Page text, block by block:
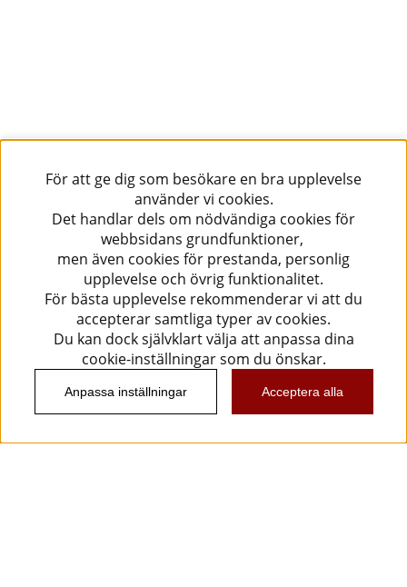
För att ge dig som besökare en bra upplevelse
använder vi cookies.
Det handlar dels om nödvändiga cookies för
webbsidans grundfunktioner,
men även cookies för prestanda, personlig
upplevelse och övrig funktionalitet.
För bästa upplevelse rekommenderar vi att du
accepterar samtliga typer av cookies.
Du kan dock självklart välja att anpassa dina
cookie-inställningar som du önskar.
Anpassa inställningar Acceptera alla